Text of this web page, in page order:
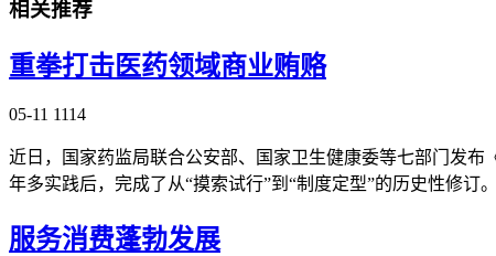
相关推荐
重拳打击医药领域商业贿赂
05-11 1114
近日，国家药监局联合公安部、国家卫生健康委等七部门发
年多实践后，完成了从“摸索试行”到“制度定型”的历史性修
服务消费蓬勃发展